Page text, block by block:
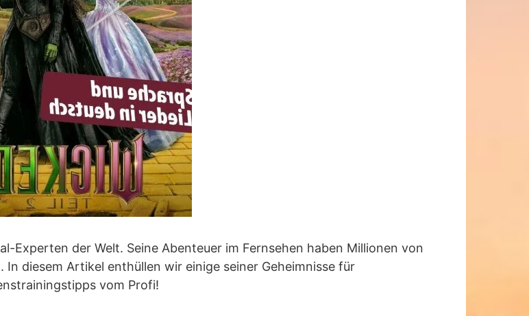
Experten der Welt. Seine Abenteuer im Fernsehen haben Millionen von
diesem Artikel enthüllen wir einige seiner Geheimnisse für
vom Profi!